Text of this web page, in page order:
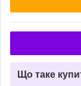
Що таке